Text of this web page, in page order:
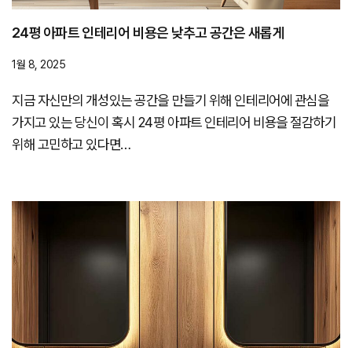
24평 아파트 인테리어 비용은 낮추고 공간은 새롭게
1월 8, 2025
지금 자신만의 개성있는 공간을 만들기 위해 인테리어에 관심을
가지고 있는 당신이 혹시 24평 아파트 인테리어 비용을 절감하기
위해 고민하고 있다면…